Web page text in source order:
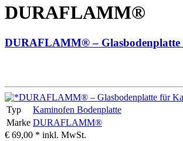
DURAFLAMM®
DURAFLAMM® – Glasbodenplatte
Typ
Kaminofen Bodenplatte
Marke DURAFLAMM®
€ 69,00 * inkl. MwSt.